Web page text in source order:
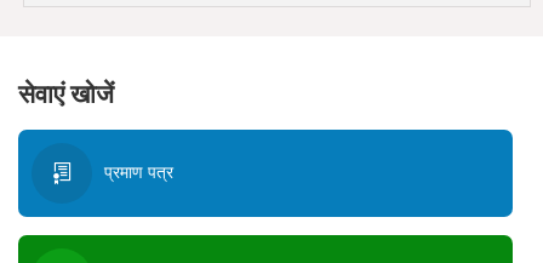
सेवाएं खोजें
प्रमाण पत्र